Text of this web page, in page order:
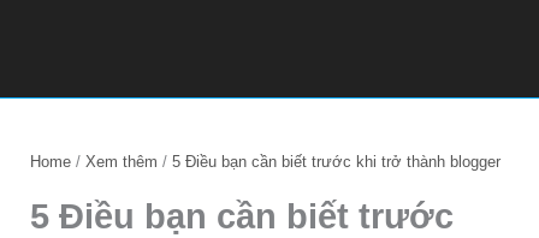
Home Xem thêm 5 Điều bạn cần biết trước khi trở thành blogger
5 Điều bạn cần biết trước